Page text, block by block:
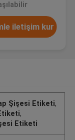
iletişim kur
Şişesi Etiketi,
,
Etiketi